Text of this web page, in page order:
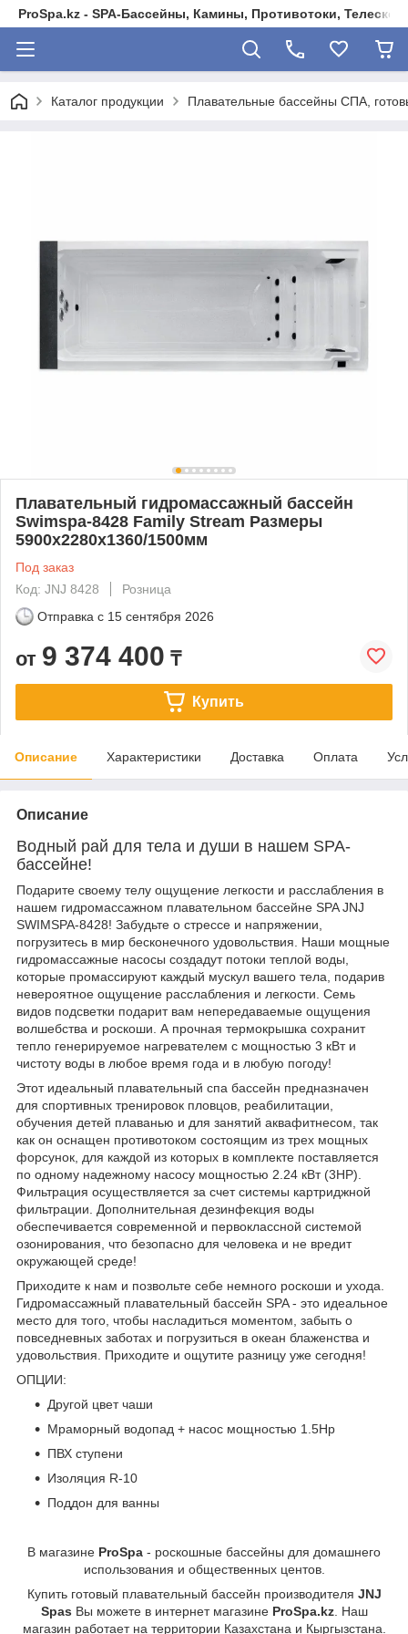
ProSpa.kz - SPA-Бассейны, Камины, Противотоки,
Каталог продукции Плавательные бассейны СПА,
Плавательный гидромассажный бассейн
Swimspa-8428 Family Stream Размеры
5900x2280x1360/1500мм
Под заказ
Код: JNJ 8428
Розница
Отправка с 15 сентября 2026
от 9 374 400 ₸
Купить
Описание Характеристики Доставка Оплата
Описание
Водный рай для тела и души в нашем SPA-
бассейне!
Подарите своему телу ощущение легкости и расслабления в
нашем гидромассажном плавательном бассейне SPA JNJ
SWIMSPA-8428! Забудьте о стрессе и напряжении,
погрузитесь в мир бесконечного удовольствия. Наши мощные
гидромассажные насосы создадут потоки теплой воды,
которые промассируют каждый мускул вашего тела, подарив
невероятное ощущение расслабления и легкости. Семь
видов подсветки подарит вам непередаваемые ощущения
волшебства и роскоши. А прочная термокрышка сохранит
тепло генерируемое нагревателем с мощностью 3 кВт и
чистоту воды в любое время года и в любую погоду!
Этот идеальный плавательный спа бассейн предназначен
для спортивных тренировок пловцов, реабилитации,
обучения детей плаванью и для занятий аквафитнесом, так
как он оснащен противотоком состоящим из трех мощных
форсунок, для каждой из которых в комплекте поставляется
по одному надежному насосу мощностью 2.24 кВт (3HP).
Фильтрация осуществляется за счет системы картриджной
фильтрации. Дополнительная дезинфекция воды
обеспечивается современной и первоклассной системой
озонирования, что безопасно для человека и не вредит
окружающей среде!
Приходите к нам и позвольте себе немного роскоши и ухода.
Гидромассажный плавательный бассейн SPA - это идеальное
место для того, чтобы насладиться моментом, забыть о
повседневных заботах и погрузиться в океан блаженства и
удовольствия. Приходите и ощутите разницу уже сегодня!
ОПЦИИ:
Другой цвет чаши
Мраморный водопад + насос мощностью 1.5Hp
ПВХ ступени
Изоляция R-10
Поддон для ванны
В магазине ProSpa - роскошные бассейны для домашнего
использования и общественных центов.
Купить готовый плавательный бассейн производителя JNJ
Spas Вы можете в интернет магазине ProSpa.kz. Наш
магазин работает на территории Казахстана и Кыргызстана.